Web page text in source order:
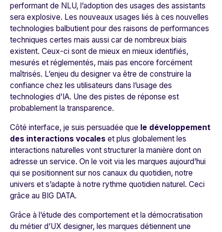
performant de NLU, l’adoption des usages des assistants
sera explosive. Les nouveaux usages liés à ces nouvelles
technologies balbutient pour des raisons de performances
techniques certes mais aussi car de nombreux biais
existent. Ceux-ci sont de mieux en mieux identifiés,
mesurés et réglementés, mais pas encore forcément
maîtrisés. L’enjeu du designer va être de construire la
confiance chez les utilisateurs dans l’usage des
technologies d’IA. Une des pistes de réponse est
probablement la transparence.
Côté interface, je suis persuadée que le développement
des interactions vocales et plus globalement les
interactions naturelles vont structurer la manière dont on
adresse un service. On le voit via les marques aujourd’hui
qui se positionnent sur nos canaux du quotidien, notre
univers et s’adapte à notre rythme quotidien naturel. Ceci
grâce au BIG DATA.
Grâce à l’étude des comportement et la démocratisation
du métier d’UX designer, les marques détiennent une